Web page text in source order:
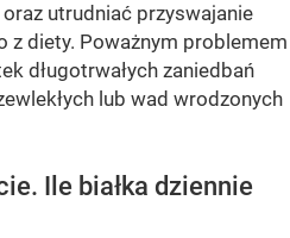
utrudniać przyswajanie
z diety. Poważnym problemem
długotrwałych zaniedbań
lub wad wrodzonych
Ile białka dziennie